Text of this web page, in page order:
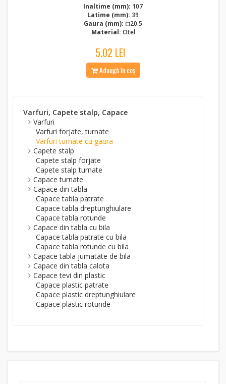
Inaltime (mm): 107
Latime (mm): 39
Gaura (mm): ◻20.5
Material: Otel
5.02 LEI
Adaugă în coș
Varfuri, Capete stalp, Capace
Varfuri
Varfuri forjate, turnate
Varfuri turnate cu gaura
Capete stalp
Capete stalp forjate
Capete stalp turnate
Capace turnate
Capace din tabla
Capace tabla patrate
Capace tabla dreptunghiulare
Capace tabla rotunde
Capace din tabla cu bila
Capace tabla patrate cu bila
Capace tabla rotunde cu bila
Capace tabla jumatate de bila
Capace din tabla calota
Capace tevi din plastic
Capace plastic patrate
Capace plastic dreptunghiulare
Capace plastic rotunde